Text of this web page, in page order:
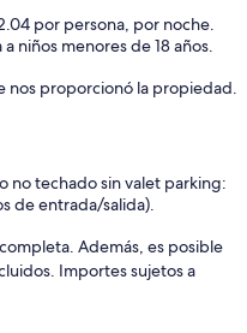
por persona, por noche.
niños menores de 18 años.
nos proporcionó la propiedad.
no techado sin valet parking:
de entrada/salida).
Además, es posible
Importes sujetos a